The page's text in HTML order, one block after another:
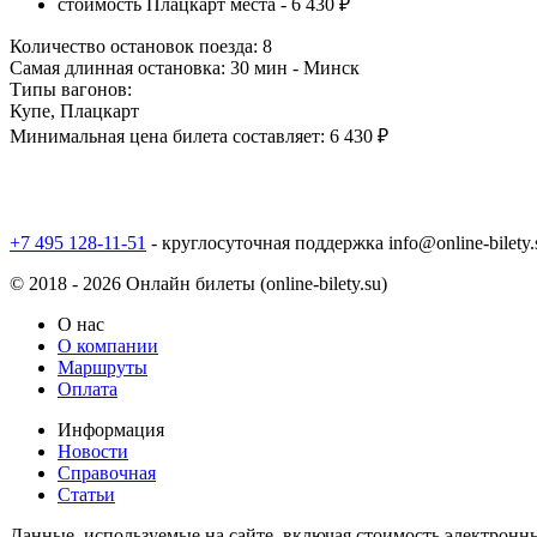
Количество остановок поезда: 8
Самая длинная остановка: 30 мин - Минск
Типы вагонов:
Купе, Плацкарт
Минимальная цена билета составляет: 6 430 ₽
+7 495 128-11-51 - круглосуточная поддержка info@online-
© 2018 - 2026 Онлайн билеты (online-bilety.su)
О нас
О компании
Маршруты
Оплата
Информация
Новости
Справочная
Статьи